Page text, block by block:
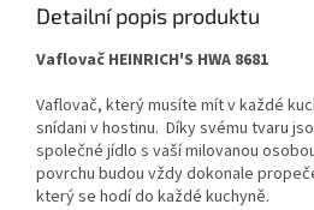
Detailní popis produktu
Vaflovač HEINRICH'S HWA 8681
Vaflovač, který musíte mít v každé
snídani v hostinu. Díky svému tvaru
společné jídlo s vaší milovanou
povrchu budou vždy dokonale
který se hodí do každé kuchyně.